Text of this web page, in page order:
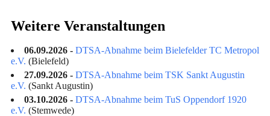
Weitere Veranstaltungen
06.09.2026 - DTSA-Abnahme beim Bielefelder TC Metropol
e.V. (Bielefeld)
27.09.2026 - DTSA-Abnahme beim TSK Sankt Augustin
e.V. (Sankt Augustin)
03.10.2026 - DTSA-Abnahme beim TuS Oppendorf 1920
e.V. (Stemwede)